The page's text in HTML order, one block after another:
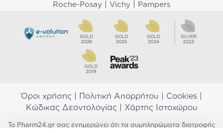
Roche-Posay
Vichy Pampers
Όροι χρήσης Πολιτική Απορρήτου Cookies
Κώδικας Δεοντολογίας| Χάρτης Ιστοχώρου
Το Pharm24.gr σας ενημερώνει ότι τα συμπληρώματα διατροφής